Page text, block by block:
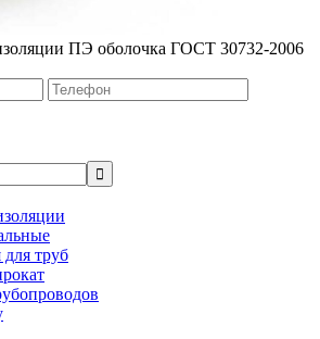
ПЭ оболочка ГОСТ 30732-2006
труб